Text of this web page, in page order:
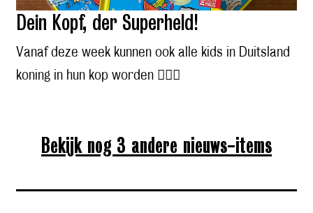
Dein Kopf, der Superheld!
Vanaf deze week kunnen ook alle kids in Duitsland
koning in hun kop worden 🦸🏼‍♂️
Bekijk nog 3 andere nieuws-items